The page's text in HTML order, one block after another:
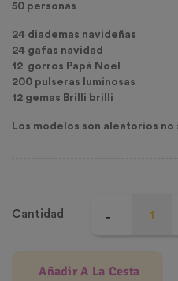
50 personas
24 diademas navideñas
24 gafas navidad
12 gorros Papá Noel
200 pulseras luminosas
12 gemas Brilli brilli
Los modelos son aleatorios
Cantidad
Añadir A La Cesta